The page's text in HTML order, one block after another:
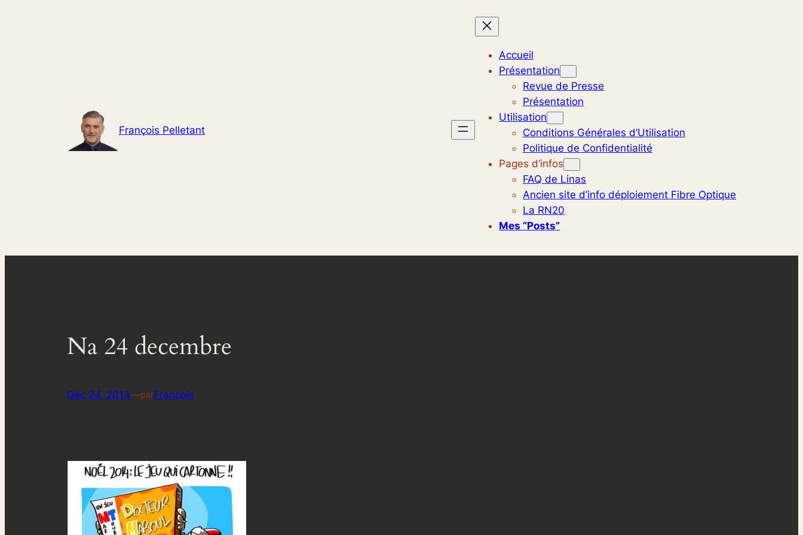
François Pelletant
Accueil
Présentation
Revue de Presse
Présentation
Utilisation
Conditions Générales d’Utilisation
Politique de Confidentialité
Pages d’infos
FAQ de Linas
Ancien site d’info déploiement Fibre Optique
La RN20
Mes “posts”
Na 24 decembre
Déc 24, 2014—parFrancois